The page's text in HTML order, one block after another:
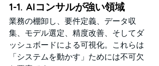
1-1. AIコンサルが強い領域
業務の棚卸し、要件定義、データ収
集、モデル選定、精度改善、そしてダ
ッシュボードによる可視化。これらは
「システムを動かす」ためには不可欠